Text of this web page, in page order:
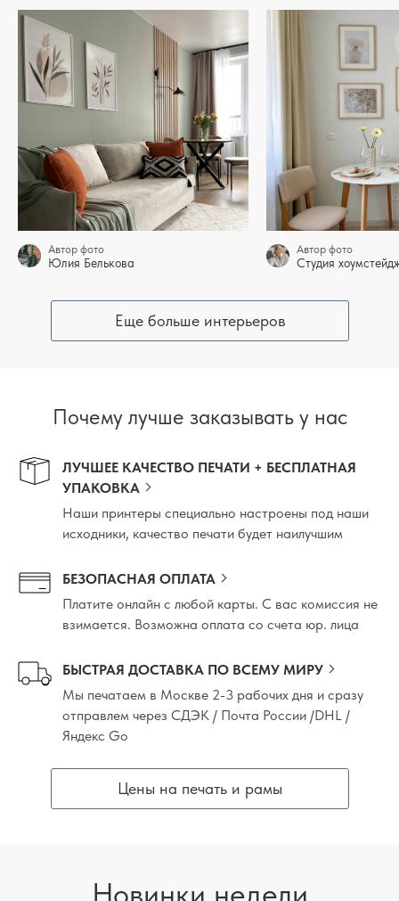
Автор фото
Юлия Белькова
Автор фото
Студия
Еще больше интерьеров
Почему лучше заказывать у нас
ЛУЧШЕЕ КАЧЕСТВО ПЕЧАТИ + БЕСПЛАТНАЯ
УПАКОВКА
Наши принтеры специально настроены под наши
исходники, качество печати будет наилучшим
БЕЗОПАСНАЯ ОПЛАТА
Платите онлайн с любой карты. С вас комиссия не
взимается. Возможна оплата со счета юр. лица
БЫСТРАЯ ДОСТАВКА ПО ВСЕМУ МИРУ
Мы печатаем в Москве 2-3 рабочих дня и сразу
отправлем через СДЭК / Почта России /DHL /
Яндекс Go
Цены на печать и рамы
Новинки недели